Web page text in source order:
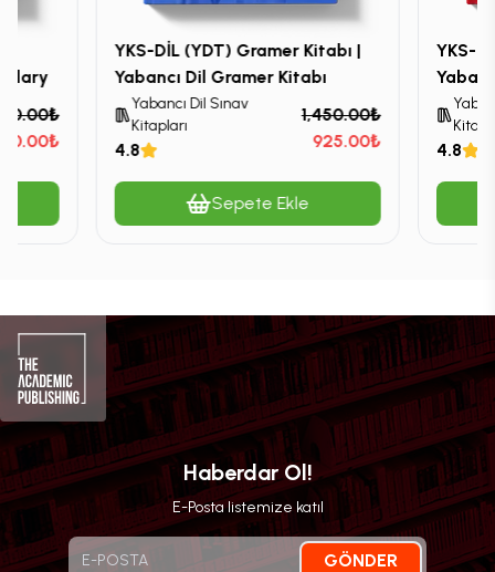
YKS-DİL (YDT) Gramer Kitabı |
Yabancı Dil Gramer Kitabı
Yabancı Dil Sınav
Kitapları
4.8
1,450.00₺
925.00₺
Sepete Ekle
YKS-
4.8
Haberdar Ol!
E-Posta listemize katıl
GÖNDER